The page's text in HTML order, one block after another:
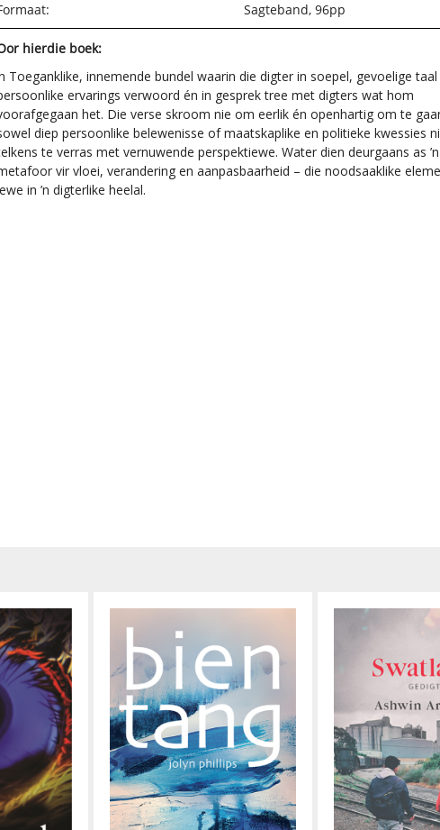
Sagteband, 96pp
hierdie boek:
Toeganklike, innemende bundel waarin die digter in soepel, gevoelige taal
ervarings verwoord én in gesprek tree met digters wat hom
het. Die verse skroom nie om eerlik én openhartig om te
diep persoonlike belewenisse of maatskaplike en politieke kwessies
te verras met vernuwende perspektiewe. Water dien deurgaans as ’n
vir vloei, verandering en aanpasbaarheid – die noodsaaklike
in ’n digterlike heelal.